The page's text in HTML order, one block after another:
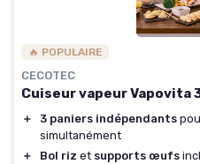
🔥 POPULAIRE
CECOTEC
Cuiseur vapeur Vapovita
＋ 3 paniers indépendants
simultanément
＋
Bol riz et supports œufs